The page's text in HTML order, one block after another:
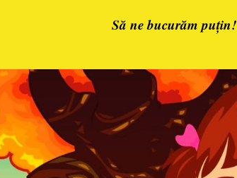
Să ne bucurăm puțin!